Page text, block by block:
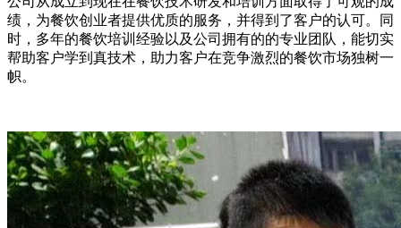
绩，为餐饮创业者提供优质的服务，并得到了客户的认可。同
时，多年的餐饮培训经验以及公司拥有的的专业团队，能切实
帮助客户学到真技术，助力客户在竞争激烈的餐饮市场独树一
帜。